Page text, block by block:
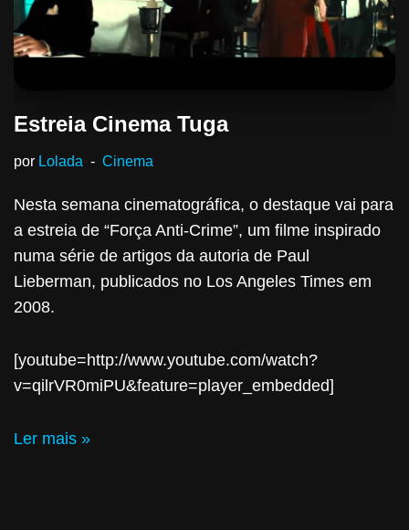
Estreia Cinema Tuga
por Lolada Cinema
Nesta semana cinematográfica, o destaque vai para
a estreia de “Força Anti-Crime”, um filme inspirado
numa série de artigos da autoria de Paul
Lieberman, publicados no Los Angeles Times em
2008.
[youtube=http://www.youtube.com/watch?
v=qilrVR0miPU&feature=player_embedded]
Ler mais »